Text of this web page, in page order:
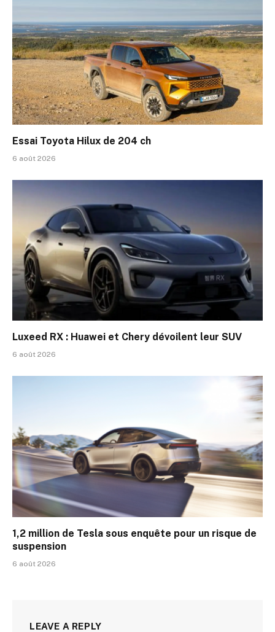
Essai Toyota Hilux de 204 ch
6 août 2026
Luxeed RX : Huawei et Chery dévoilent leur SUV
6 août 2026
1,2 million de Tesla sous enquête pour un risque de
suspension
6 août 2026
LEAVE A REPLY